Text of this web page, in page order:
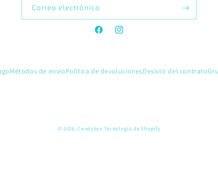
Métodos de envíoPolítica de devolucionesDesistir del contrato
Correo electrónico
FacebookInstagram
© 2026,Candybox Tecnología de Shopify